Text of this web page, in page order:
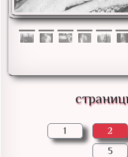
1 2
5